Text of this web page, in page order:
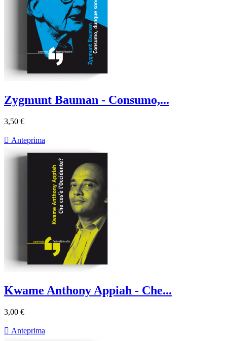
Zygmunt Bauman - Consumo,...
3,50 €
 Anteprima
Kwame Anthony Appiah - Che...
3,00 €
 Anteprima